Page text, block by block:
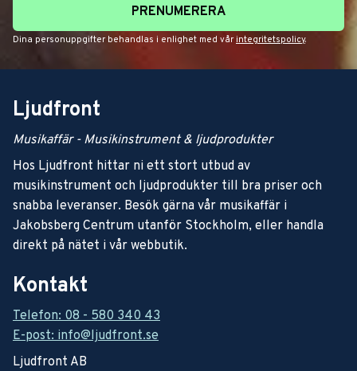
PRENUMERERA
Dina personuppgifter behandlas i enlighet med vår integritetspolicy.
Ljudfront
Musikaffär - Musikinstrument & ljudprodukter
Hos Ljudfront hittar ni ett stort utbud av
musikinstrument och ljudprodukter till bra priser och
snabba leveranser. Besök gärna vår musikaffär i
Jakobsberg Centrum utanför Stockholm, eller handla
direkt på nätet i vår webbutik.
Kontakt
Telefon: 08 - 580 340 43
E-post: info@ljudfront.se
Ljudfront AB